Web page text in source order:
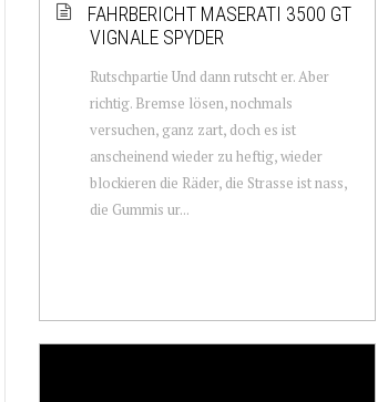
FAHRBERICHT MASERATI 3500 GT
VIGNALE SPYDER
Rutschpartie Und dann rutscht er. Aber
richtig. Bremse lösen, nochmals
versuchen, ganz zart, doch es ist
anscheinend wieder zu heftig, wieder
blockieren die Räder, die Strasse ist nass,
die Gummis ur...